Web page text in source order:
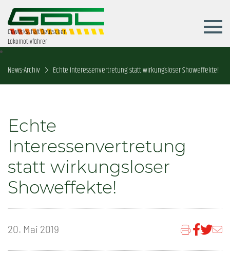
Gewerkschaft Deutscher
Lokomotivführer
News-Archiv Echte Interessenvertretung statt wirkungsloser Showeffekte!
Echte
Interessenvertretung
statt wirkungsloser
Showeffekte!
20. Mai 2019